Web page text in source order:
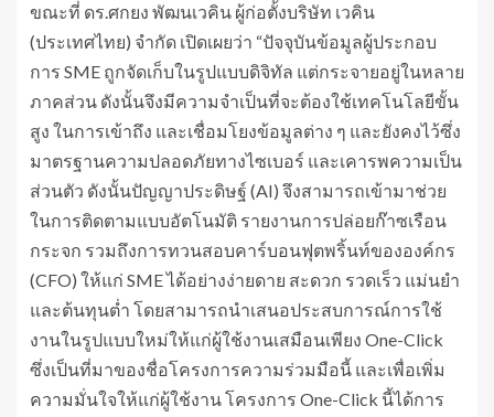
ขณะที่ ดร.ศกยง พัฒนเวคิน ผู้ก่อตั้งบริษัท เวคิน
(ประเทศไทย) จำกัด เปิดเผยว่า “ปัจจุบันข้อมูลผู้ประกอบ
การ SME ถูกจัดเก็บในรูปแบบดิจิทัล แต่กระจายอยู่ในหลาย
ภาคส่วน ดังนั้นจึงมีความจำเป็นที่จะต้องใช้เทคโนโลยีขั้น
สูง ในการเข้าถึง และเชื่อมโยงข้อมูลต่าง ๆ และยังคงไว้ซึ่ง
มาตรฐานความปลอดภัยทางไซเบอร์ และเคารพความเป็น
ส่วนตัว ดังนั้นปัญญาประดิษฐ์ (AI) จึงสามารถเข้ามาช่วย
ในการติดตามแบบอัตโนมัติ รายงานการปล่อยก๊าซเรือน
กระจก รวมถึงการทวนสอบคาร์บอนฟุตพริ้นท์ขององค์กร
(CFO) ให้แก่ SME ได้อย่างง่ายดาย สะดวก รวดเร็ว แม่นยำ
และต้นทุนต่ำ โดยสามารถนำเสนอประสบการณ์การใช้
งานในรูปแบบใหม่ให้แก่ผู้ใช้งานเสมือนเพียง One-Click
ซึ่งเป็นที่มาของชื่อโครงการความร่วมมือนี้ และเพื่อเพิ่ม
ความมั่นใจให้แก่ผู้ใช้งาน โครงการ One-Click นี้ได้การ